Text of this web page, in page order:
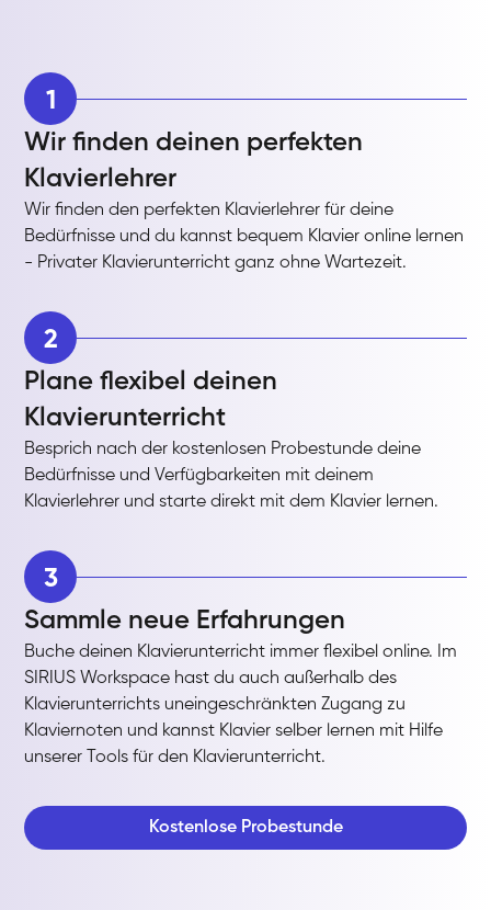
1
Wir finden deinen perfekten
Klavierlehrer
Wir finden den perfekten Klavierlehrer für deine
Bedürfnisse und du kannst bequem Klavier online lernen
- Privater Klavierunterricht ganz ohne Wartezeit.
2
Plane flexibel deinen
Klavierunterricht
Besprich nach der kostenlosen Probestunde deine
Bedürfnisse und Verfügbarkeiten mit deinem
Klavierlehrer und starte direkt mit dem Klavier lernen.
3
Sammle neue Erfahrungen
Buche deinen Klavierunterricht immer flexibel online. Im
SIRIUS Workspace hast du auch außerhalb des
Klavierunterrichts uneingeschränkten Zugang zu
Klaviernoten und kannst Klavier selber lernen mit Hilfe
unserer Tools für den Klavierunterricht.
Kostenlose Probestunde